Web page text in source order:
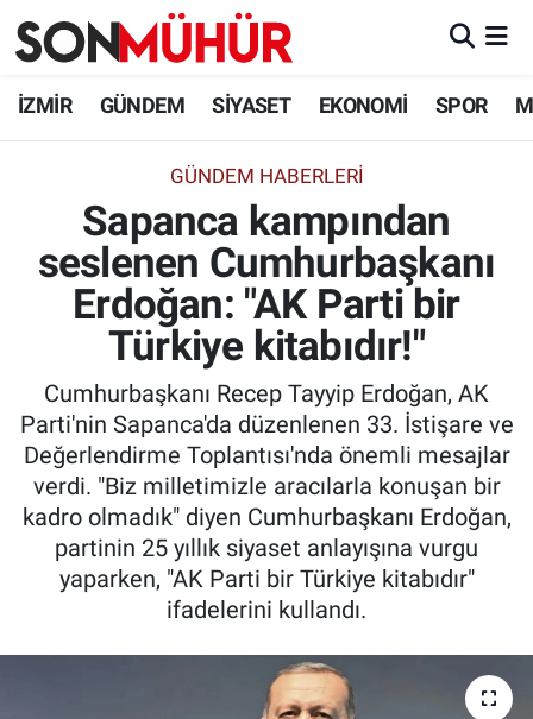
İZMİR GÜNDEM SİYASET EKONOMİ SPOR
GÜNDEM HABERLERI
Sapanca kampından
seslenen Cumhurbaşkanı
Erdoğan: "AK Parti bir
Türkiye kitabıdır!"
Cumhurbaşkanı Recep Tayyip Erdoğan, AK
Parti'nin Sapanca'da düzenlenen 33. İstişare ve
Değerlendirme Toplantısı'nda önemli mesajlar
verdi. "Biz milletimizle aracılarla konuşan bir
kadro olmadık" diyen Cumhurbaşkanı Erdoğan,
partinin 25 yıllık siyaset anlayışına vurgu
yaparken, "AK Parti bir Türkiye kitabıdır"
ifadelerini kullandı.
İzmir Nöbetçi Eczaneler
İzmir Namaz Vakitleri
İzmir Trafik Yoğunluk Haritası
Süper Lig Puan Durumu ve Fikstür
Tüm Manşetler
Son Dakika Haberleri
Haber Arşivi